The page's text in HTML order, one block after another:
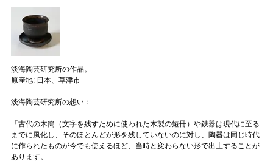
淡海陶芸研究所の作品。
原産地: 日本、草津市
淡海陶芸研究所の想い：
「古代の木簡（文字を残すために使われた木製の短冊）や鉄器は現代に至る
までに風化し、そのほとんどが形を残していないのに対し、陶器は同じ時代
に作られたものが今でも使えるほど、当時と変わらない形で出土することが
あります。